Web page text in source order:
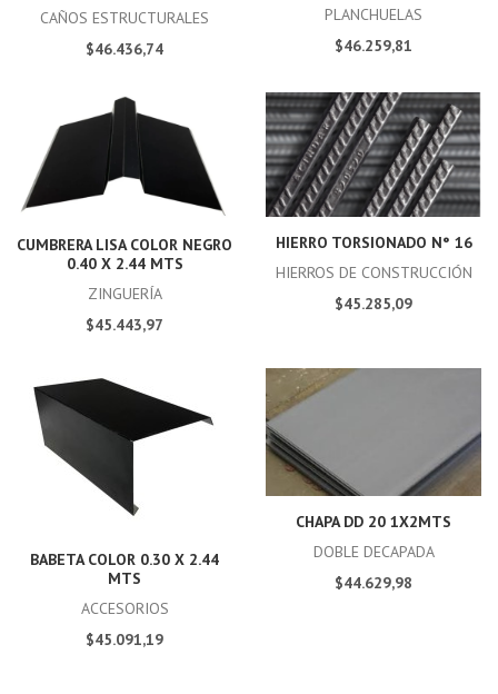
CAÑOS ESTRUCTURALES
$46.436,74
PLANCHUELAS
$46.259,81
CUMBRERA LISA COLOR NEGRO
0.40 X 2.44 MTS
ZINGUERÍA
$45.443,97
HIERRO TORSIONADO N° 16
HIERROS DE CONSTRUCCIÓN
$45.285,09
BABETA COLOR 0.30 X 2.44
MTS
ACCESORIOS
$45.091,19
CHAPA DD 20 1X2MTS
DOBLE DECAPADA
$44.629,98